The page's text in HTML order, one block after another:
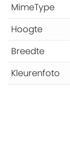
MimeType
Hoogte
Breedte
Kleurenfoto